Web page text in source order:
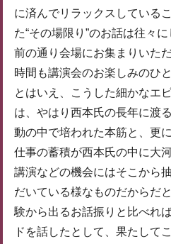
に済んでリラックスしている
た“その場限り”のお話は往々
前の通り会場にお集まりいた
時間も講演会のお楽しみのひ
とはいえ、こうした細かなエ
は、やはり西本氏の長年に渡
動の中で培われた本筋と、更
仕事の蓄積が西本氏の中に大
講演などの機会にはそこから
だいている様なものだからだ
験から出るお話振りと比べれ
ドを話したとして、果たして